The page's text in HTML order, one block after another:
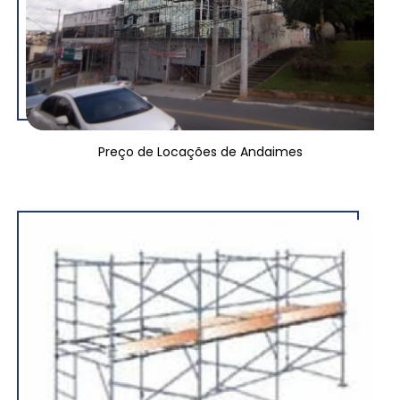
Preço de Locações de Andaimes